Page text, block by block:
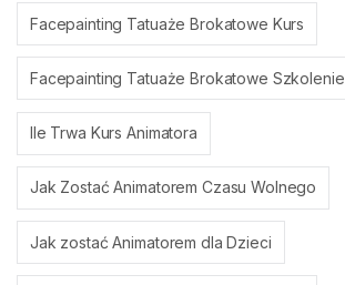
Facepainting Tatuaże Brokatowe Kurs
Facepainting Tatuaże Brokatowe Szkolenie
Ile Trwa Kurs Animatora
Jak Zostać Animatorem Czasu Wolnego
Jak zostać Animatorem dla Dzieci